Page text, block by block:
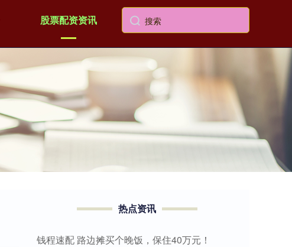
股票配资资讯
热点资讯
钱程速配 路边摊买个晚饭，保住40万元！